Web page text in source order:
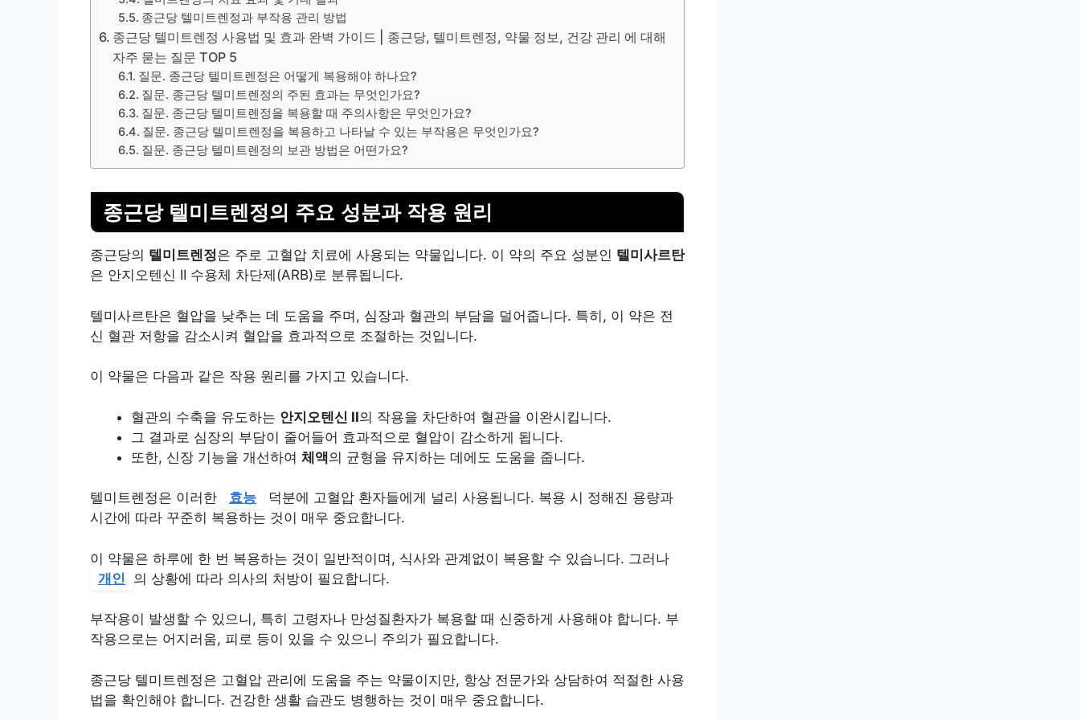
종근당 텔미트렌정과 부작용 관리 방법
종근당 텔미트렌정 사용법 및 효과 완벽 가이드 | 종근당, 텔미트렌정, 약물 정보, 건강 관리 에 대해
자주 묻는 질문 TOP 5
질문. 종근당 텔미트렌정은 어떻게 복용해야 하나요?
질문. 종근당 텔미트렌정의 주된 효과는 무엇인가요?
질문. 종근당 텔미트렌정을 복용할 때 주의사항은 무엇인가요?
질문. 종근당 텔미트렌정을 복용하고 나타날 수 있는 부작용은 무엇인가요?
질문. 종근당 텔미트렌정의 보관 방법은 어떤가요?
종근당 텔미트렌정의 주요 성분과 작용 원리
종근당의 텔미트렌정은 주로 고혈압 치료에 사용되는 약물입니다. 이 약의 주요 성분인 텔미사르탄
은 안지오텐신 II 수용체 차단제(ARB)로 분류됩니다.
텔미사르탄은 혈압을 낮추는 데 도움을 주며, 심장과 혈관의 부담을 덜어줍니다. 특히, 이 약은 전
신 혈관 저항을 감소시켜 혈압을 효과적으로 조절하는 것입니다.
이 약물은 다음과 같은 작용 원리를 가지고 있습니다.
혈관의 수축을 유도하는 안지오텐신 II의 작용을 차단하여 혈관을 이완시킵니다.
그 결과로 심장의 부담이 줄어들어 효과적으로 혈압이 감소하게 됩니다.
또한, 신장 기능을 개선하여 체액의 균형을 유지하는 데에도 도움을 줍니다.
텔미트렌정은 이러한 효능
덕분에 고혈압 환자들에게 널리 사용됩니다. 복용 시 정해진 용량과
시간에 따라 꾸준히 복용하는 것이 매우 중요합니다.
이 약물은 하루에 한 번 복용하는 것이 일반적이며, 식사와 관계없이 복용할 수 있습니다. 그러나
개인
의 상황에 따라 의사의 처방이 필요합니다.
부작용이 발생할 수 있으니, 특히 고령자나 만성질환자가 복용할 때 신중하게 사용해야 합니다. 부
작용으로는 어지러움, 피로 등이 있을 수 있으니 주의가 필요합니다.
종근당 텔미트렌정은 고혈압 관리에 도움을 주는 약물이지만, 항상 전문가와 상담하여 적절한 사용
법을 확인해야 합니다. 건강한 생활 습관도 병행하는 것이 매우 중요합니다.